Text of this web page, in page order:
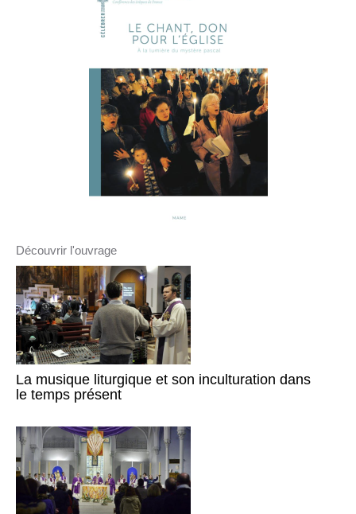
Découvrir l'ouvrage
La musique liturgique et son inculturation dans
le temps présent